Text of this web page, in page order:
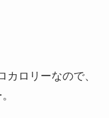
ロリーなので、